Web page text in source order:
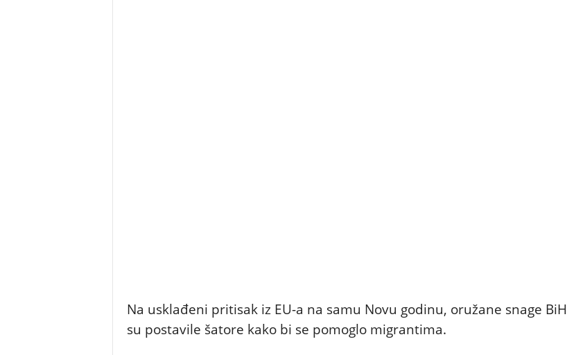
Na usklađeni pritisak iz EU-a na samu Novu godinu, oružane snage BiH
su postavile šatore kako bi se pomoglo migrantima.